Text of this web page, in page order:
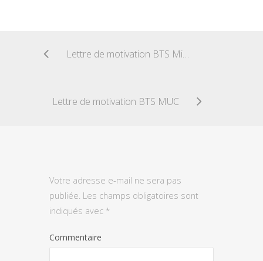
Lettre de motivation BTS Mise en forme des matériaux par Forgeage
Lettre de motivation BTS MUC
Votre adresse e-mail ne sera pas
publiée. Les champs obligatoires sont
indiqués avec *
Commentaire